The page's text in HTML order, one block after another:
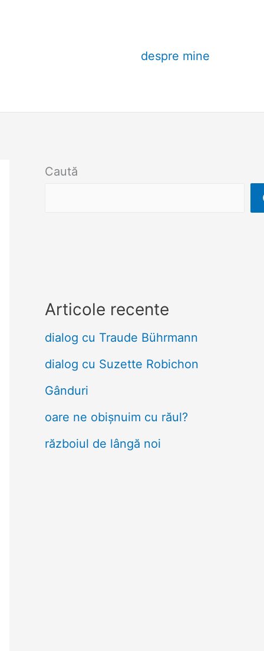
despre mine
Caută
Articole recente
dialog cu Traude Bührmann
dialog cu Suzette Robichon
Gânduri
oare ne obișnuim cu răul?
războiul de lângă noi